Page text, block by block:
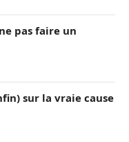
pas faire un
sur la vraie cause